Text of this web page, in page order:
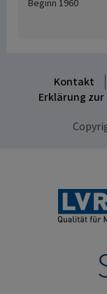
Beginn 1960
Kontakt
Erklärung